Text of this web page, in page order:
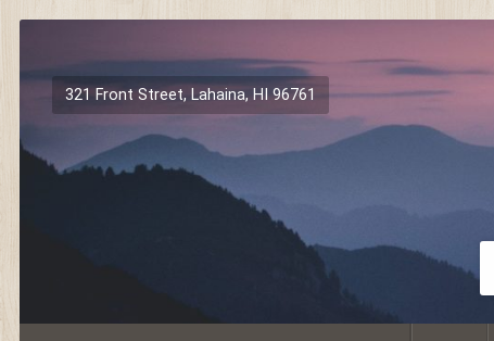
Skip
content
321 Front Street, Lahaina, HI 96761